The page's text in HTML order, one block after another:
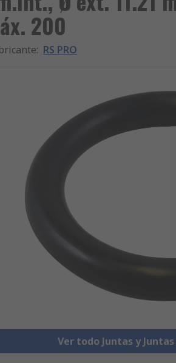
200
: RS PRO
Ver todo Juntas y